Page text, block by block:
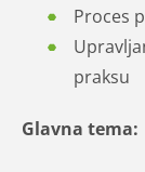
Proces
praksu
Glavna tema: